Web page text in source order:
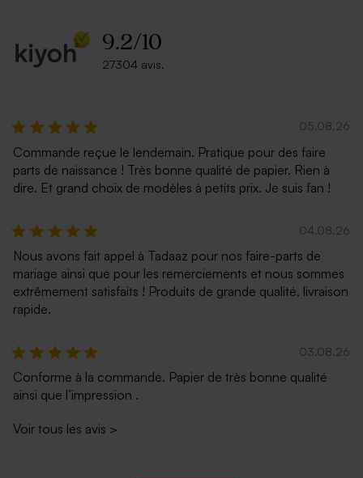
9.2/10
27304 avis.
05.08.26
Commande reçue le lendemain. Pratique pour des faire
parts de naissance ! Très bonne qualité de papier. Rien à
dire. Et grand choix de modèles à petits prix. Je suis fan !
04.08.26
Nous avons fait appel à Tadaaz pour nos faire-parts de
mariage ainsi que pour les remerciements et nous sommes
extrêmement satisfaits ! Produits de grande qualité, livraison
rapide.
03.08.26
Conforme à la commande. Papier de très bonne qualité
ainsi que l’impression .
Voir tous les avis >